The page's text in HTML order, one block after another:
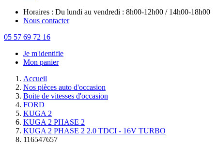
Horaires : Du lundi au vendredi : 8h00-12h00 / 14h00-18h00
Nous contacter
05 57 69 72 16
Je m'identifie
Mon panier
Accueil
Nos pièces auto d'occasion
Boite de vitesses d'occasion
FORD
KUGA 2
KUGA 2 PHASE 2
KUGA 2 PHASE 2 2.0 TDCI - 16V TURBO
116547657